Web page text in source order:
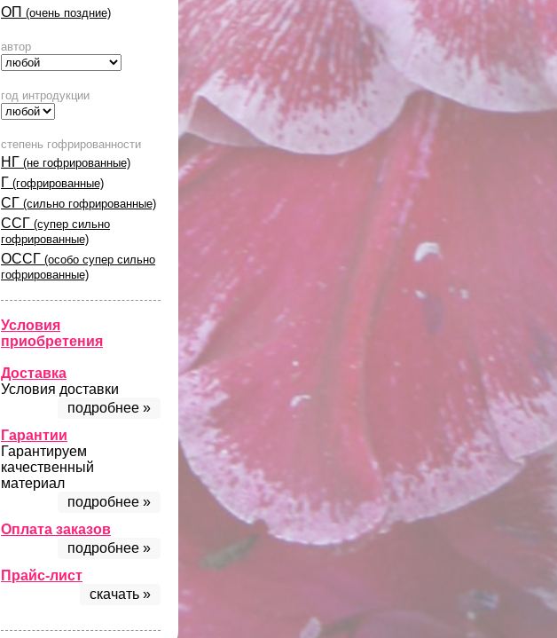
ОП (очень поздние)
автор
год интродукции
степень гофрированности
НГ (не гофрированные)
Г (гофрированные)
СГ (сильно гофрированные)
ССГ (супер сильно
гофрированные)
ОССГ (особо супер сильно
гофрированные)
Условия
приобретения
Доставка
Условия доставки
подробнее »
Гарантии
Гарантируем
качественный
материал
подробнее »
Оплата заказов
подробнее »
Прайс-лист
скачать »